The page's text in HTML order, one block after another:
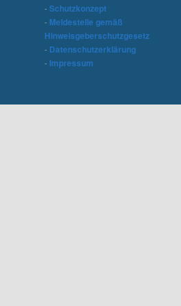
-Schutzkonzept
- Meldestelle gemäß
Hinweisgeberschutzgesetz
- Datenschutzerklärung
- Impressum